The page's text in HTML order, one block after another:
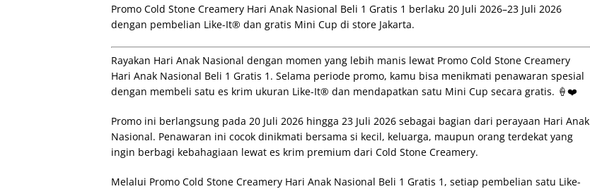
Promo Cold Stone Creamery Hari Anak Nasional Beli 1 Gratis 1 berlaku 20 Juli 2026–23 Juli 2026
dengan pembelian Like-It® dan gratis Mini Cup di store Jakarta.
Rayakan Hari Anak Nasional dengan momen yang lebih manis lewat Promo Cold Stone Creamery
Hari Anak Nasional Beli 1 Gratis 1. Selama periode promo, kamu bisa menikmati penawaran spesial
dengan membeli satu es krim ukuran Like-It® dan mendapatkan satu Mini Cup secara gratis. 🍦❤️
Promo ini berlangsung pada 20 Juli 2026 hingga 23 Juli 2026 sebagai bagian dari perayaan Hari Anak
Nasional. Penawaran ini cocok dinikmati bersama si kecil, keluarga, maupun orang terdekat yang
ingin berbagi kebahagiaan lewat es krim premium dari Cold Stone Creamery.
Melalui Promo Cold Stone Creamery Hari Anak Nasional Beli 1 Gratis 1, setiap pembelian satu Like-